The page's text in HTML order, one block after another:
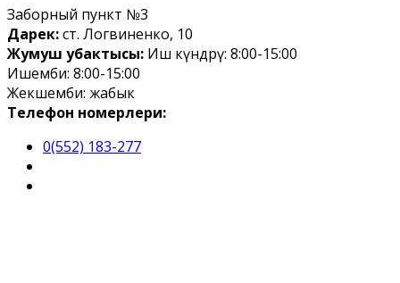
Заборный пункт №3
Дарек:ст. Логвиненко, 10
Жумуш убактысы: Иш күндөрү: 8:00-15:00
Ишемби: 8:00-15:00
Жекшемби: жабык
Телефон номерлери:
0(552) 183-277